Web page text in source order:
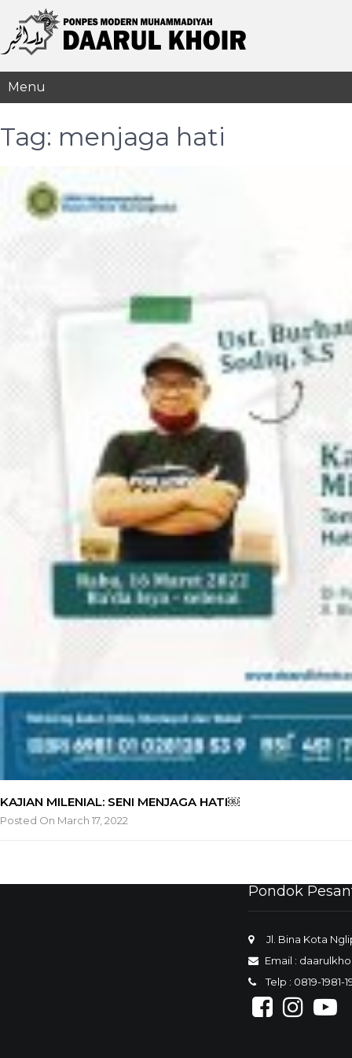
Menu
Tag: menjaga hati
KAJIAN MILENIAL: SENI MENJAGA HATI￼
Posted On March 17, 2022
Pondok
Jl. Bina Kota
Email :
Telp : 0819-1981-